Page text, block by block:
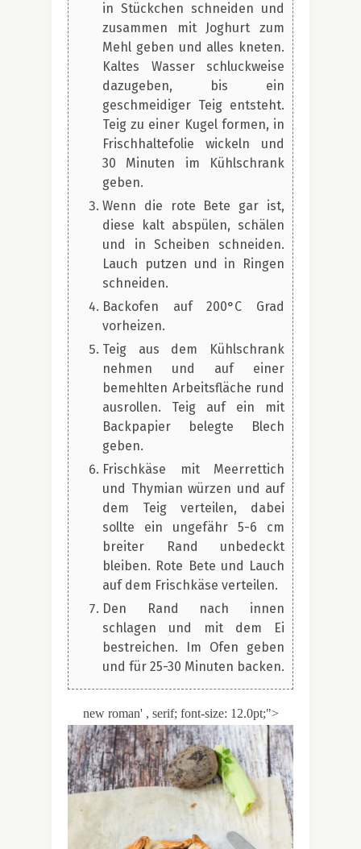
in Stückchen schneiden und
zusammen mit Joghurt zum
Mehl geben und alles kneten.
Kaltes Wasser schluckweise
dazugeben, bis ein
geschmeidiger Teig entsteht.
Teig zu einer Kugel formen, in
Frischhaltefolie wickeln und
30 Minuten im Kühlschrank
geben.
Wenn die rote Bete gar ist,
diese kalt abspülen, schälen
und in Scheiben schneiden.
Lauch putzen und in Ringen
schneiden.
Backofen auf 200°C Grad
vorheizen.
Teig aus dem Kühlschrank
nehmen und auf einer
bemehlten Arbeitsfläche rund
ausrollen. Teig auf ein mit
Backpapier belegte Blech
geben.
Frischkäse mit Meerrettich
und Thymian würzen und auf
dem Teig verteilen, dabei
sollte ein ungefähr 5-6 cm
breiter Rand unbedeckt
bleiben. Rote Bete und Lauch
auf dem Frischkäse verteilen.
Den Rand nach innen
schlagen und mit dem Ei
bestreichen. Im Ofen geben
und für 25-30 Minuten backen.
new roman' , serif; font-size: 12.0pt;">